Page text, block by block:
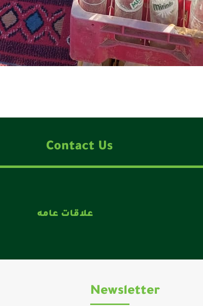
Contact Us
علاقات عامه
Newsletter